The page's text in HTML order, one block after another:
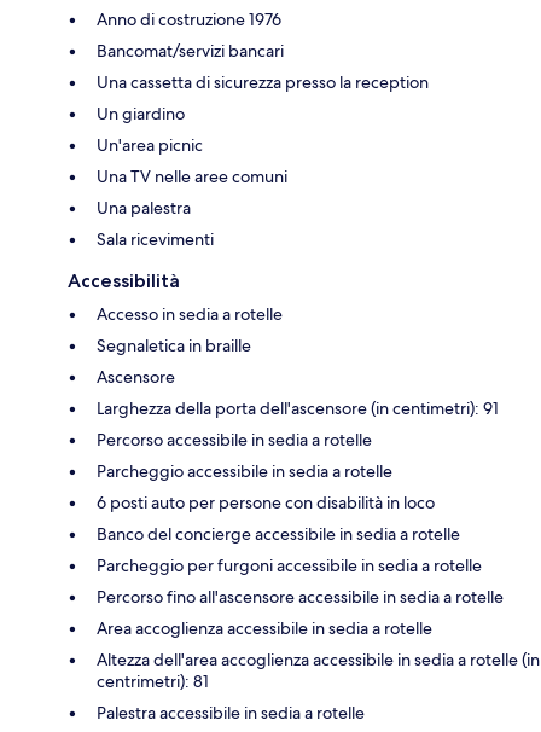
Anno di costruzione 1976
Bancomat/servizi bancari
Una cassetta di sicurezza presso la reception
Un giardino
Un'area picnic
Una TV nelle aree comuni
Una palestra
Sala ricevimenti
Accessibilità
Accesso in sedia a rotelle
Segnaletica in braille
Ascensore
Larghezza della porta dell'ascensore (in centimetri): 91
Percorso accessibile in sedia a rotelle
Parcheggio accessibile in sedia a rotelle
6 posti auto per persone con disabilità in loco
Banco del concierge accessibile in sedia a rotelle
Parcheggio per furgoni accessibile in sedia a rotelle
Percorso fino all'ascensore accessibile in sedia a rotelle
Area accoglienza accessibile in sedia a rotelle
Altezza dell'area accoglienza accessibile in sedia a rotelle (in
centrimetri): 81
Palestra accessibile in sedia a rotelle